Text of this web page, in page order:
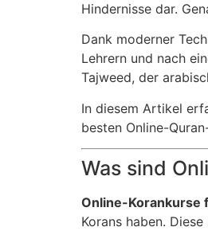
Hindernisse dar.
Dank moderner
Lehrern und nach
Tajweed, der
In diesem Artikel
besten Online-
Was sind
Online-Korankurse
Korans haben.